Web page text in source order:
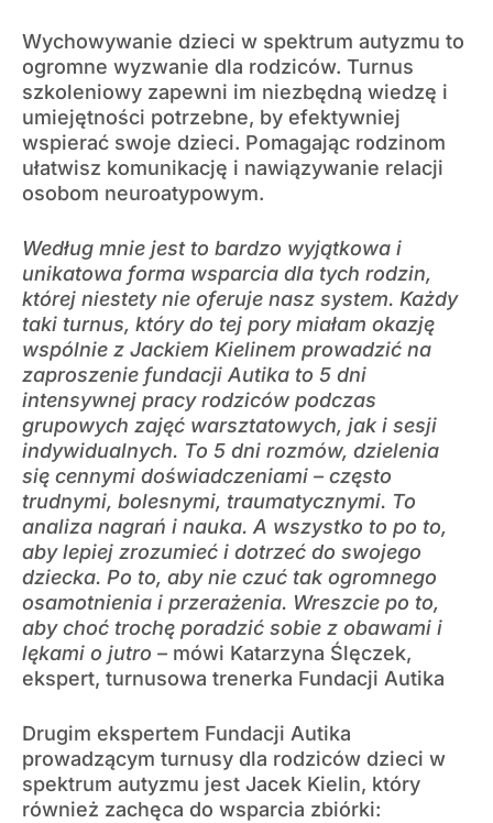
Wychowywanie dzieci w spektrum autyzmu to
ogromne wyzwanie dla rodziców. Turnus
szkoleniowy zapewni im niezbędną wiedzę i
umiejętności potrzebne, by efektywniej
wspierać swoje dzieci. Pomagając rodzinom
ułatwisz komunikację i nawiązywanie relacji
osobom neuroatypowym.
Według mnie jest to bardzo wyjątkowa i
unikatowa forma wsparcia dla tych rodzin,
której niestety nie oferuje nasz system. Każdy
taki turnus, który do tej pory miałam okazję
wspólnie z Jackiem Kielinem prowadzić na
zaproszenie fundacji Autika to 5 dni
intensywnej pracy rodziców podczas
grupowych zajęć warsztatowych, jak i sesji
indywidualnych. To 5 dni rozmów, dzielenia
się cennymi doświadczeniami – często
trudnymi, bolesnymi, traumatycznymi. To
analiza nagrań i nauka. A wszystko to po to,
aby lepiej zrozumieć i dotrzeć do swojego
dziecka. Po to, aby nie czuć tak ogromnego
osamotnienia i przerażenia. Wreszcie po to,
aby choć trochę poradzić sobie z obawami i
lękami o jutro – mówi Katarzyna Ślęczek,
ekspert, turnusowa trenerka Fundacji Autika
Drugim ekspertem Fundacji Autika
prowadzącym turnusy dla rodziców dzieci w
spektrum autyzmu jest Jacek Kielin, który
również zachęca do wsparcia zbiórki: